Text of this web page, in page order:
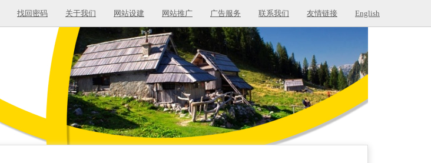
找回密码 关于我们 网站设建 网站推广 广告服务 联系我们 友情链接 English